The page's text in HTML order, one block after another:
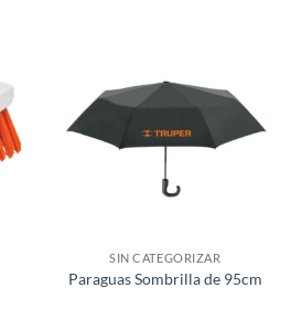
SIN CATEGORIZAR
Paraguas Sombrilla de 95cm